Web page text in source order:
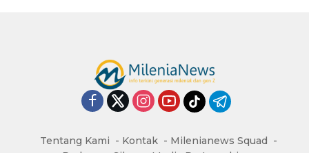
Tentang Kami Kontak
Milenianews Squad